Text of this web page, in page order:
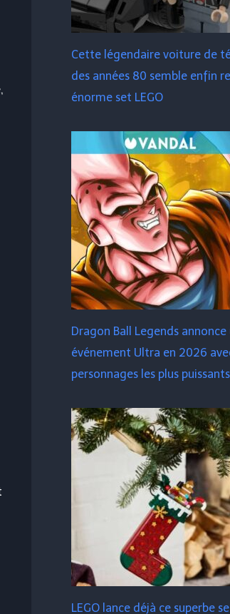
Cette légendaire voiture de
des années 80 semble enfin
énorme set LEGO
Dragon Ball Legends annonce
événement Ultra en 2026
personnages les plus
LEGO lance déjà ce superbe